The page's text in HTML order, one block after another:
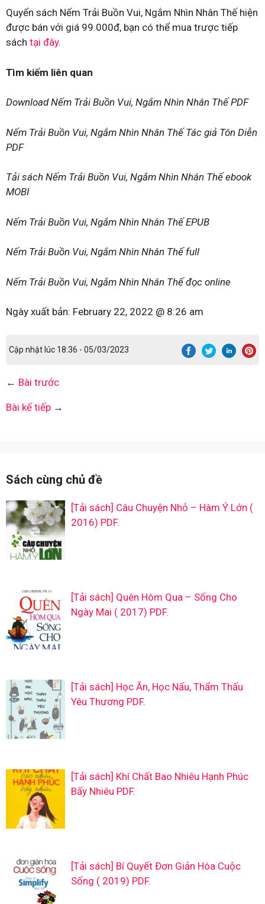
Quyển sách Nếm Trải Buồn Vui, Ngắm Nhìn Nhân Thế hiện
được bán với giá 99.000đ, bạn có thể mua trược tiếp
sách tại đây.
Tìm kiếm liên quan
Download Nếm Trải Buồn Vui, Ngắm Nhìn Nhân Thế PDF
Nếm Trải Buồn Vui, Ngắm Nhìn Nhân Thế Tác giả Tôn Diễn
PDF
Tải sách Nếm Trải Buồn Vui, Ngắm Nhìn Nhân Thế ebook
MOBI
Nếm Trải Buồn Vui, Ngắm Nhìn Nhân Thế EPUB
Nếm Trải Buồn Vui, Ngắm Nhìn Nhân Thế full
Nếm Trải Buồn Vui, Ngắm Nhìn Nhân Thế đọc online
Ngày xuất bản: February 22, 2022 @ 8:26 am
Cập nhật lúc 18:36 - 05/03/2023
← Bài trước
Bài kế tiếp →
Sách cùng chủ đề
[Tải sách] Câu Chuyện Nhỏ – Hàm Ý Lớn (
2016) PDF.
[Tải sách] Quên Hôm Qua – Sống Cho
Ngày Mai ( 2017) PDF.
[Tải sách] Học Ăn, Học Nấu, Thẩm Thấu
Yêu Thương PDF.
[Tải sách] Khí Chất Bao Nhiêu Hạnh Phúc
Bấy Nhiêu PDF.
[Tải sách] Bí Quyết Đơn Giản Hóa Cuộc
Sống ( 2019) PDF.